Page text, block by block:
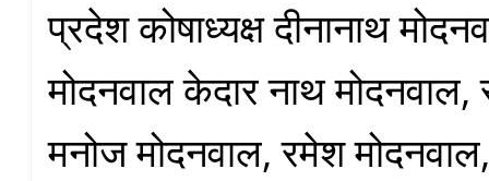
प्रदेश कोषाध्यक्ष दीनानाथ
मोदनवाल केदार नाथ
मनोज मोदनवाल, रमेश